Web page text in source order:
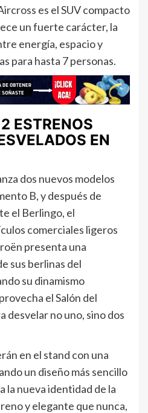
es el SUV compacto
un fuerte carácter, la
energía, espacio y
para hasta 7 personas.
ESTRENOS
EN
dos nuevos modelos
B, y después de
el Berlingo, el
comerciales ligeros
presenta una
sus berlinas del
su dinamismo
el Salón del
desvelar no uno, sino dos
en el stand con una
un diseño más sencillo
la nueva identidad de la
y elegante que nunca,